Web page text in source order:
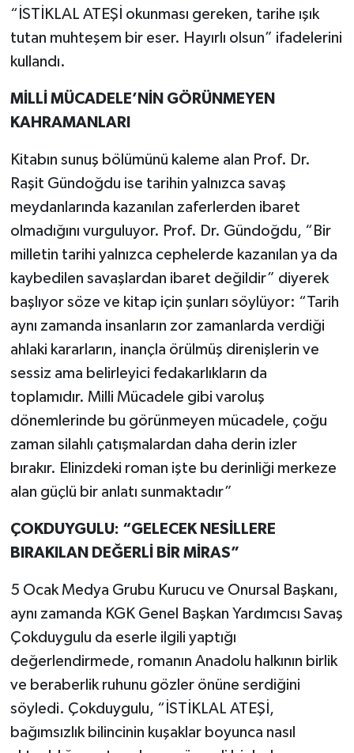
“İSTİKLAL ATEŞİ okunması gereken, tarihe ışık
tutan muhteşem bir eser. Hayırlı olsun” ifadelerini
kullandı.
MİLLİ MÜCADELE’NİN GÖRÜNMEYEN
KAHRAMANLARI
Kitabın sunuş bölümünü kaleme alan Prof. Dr.
Raşit Gündoğdu ise tarihin yalnızca savaş
meydanlarında kazanılan zaferlerden ibaret
olmadığını vurguluyor. Prof. Dr. Gündoğdu, “Bir
milletin tarihi yalnızca cephelerde kazanılan ya da
kaybedilen savaşlardan ibaret değildir” diyerek
başlıyor söze ve kitap için şunları söylüyor: “Tarih
aynı zamanda insanların zor zamanlarda verdiği
ahlaki kararların, inançla örülmüş direnişlerin ve
sessiz ama belirleyici fedakarlıkların da
toplamıdır. Milli Mücadele gibi varoluş
dönemlerinde bu görünmeyen mücadele, çoğu
zaman silahlı çatışmalardan daha derin izler
bırakır. Elinizdeki roman işte bu derinliği merkeze
alan güçlü bir anlatı sunmaktadır”
ÇOKDUYGULU: “GELECEK NESİLLERE
BIRAKILAN DEĞERLİ BİR MİRAS”
5 Ocak Medya Grubu Kurucu ve Onursal Başkanı,
aynı zamanda KGK Genel Başkan Yardımcısı Savaş
Çokduygulu da eserle ilgili yaptığı
değerlendirmede, romanın Anadolu halkının birlik
ve beraberlik ruhunu gözler önüne serdiğini
söyledi. Çokduygulu, “İSTİKLAL ATEŞİ,
bağımsızlık bilincinin kuşaklar boyunca nasıl